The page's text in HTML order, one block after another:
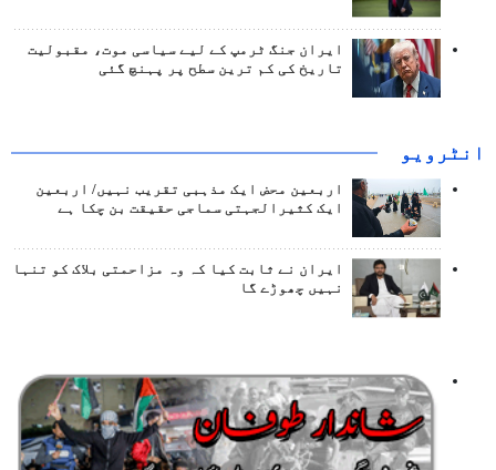
ایران جنگ ٹرمپ کے لیے سیاسی موت، مقبولیت
تاریخ کی کم ترین سطح پر پہنچ گئی
انٹرويو
اربعین محض ایک مذہبی تقریب نہیں/ اربعین
ایک کثیرالجہتی سماجی حقیقت بن چکا ہے
ایران نے ثابت کیا کہ وہ مزاحمتی بلاک کو تنہا
نہیں چھوڑے گا